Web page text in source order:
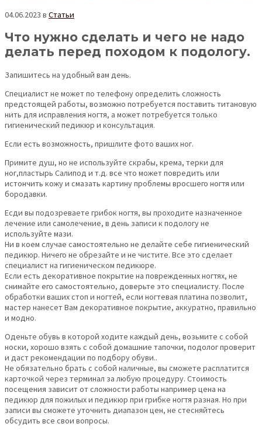
04.06.2023 в Статьи
Что нужно сделать и чего не надо
делать перед походом к подологу.
Запишитесь на удобный вам день.
Специалист не может по телефону определить сложность
предстоящей работы, возможно потребуется поставить титановую
нить для исправления ногтя, а может потребуется только
гигиенический педикюр и консультация.
Если есть возможность, пришлите фото ваших ног.
Примите душ, но не используйте скрабы, крема, терки для
ног,пластырь Салипод и т.д. все что может повредить или
истончить кожу и смазать картину проблемы вросшего ногтя или
бородавки.
Есди вы подозреваете грибок ногтя, вы проходите назначенное
лечение или самолечение, в день записи к подологу не
используйте мази.
Ни в коем случае самостоятельно не делайте себе гигиенический
педикюр. Ничего не обрезайте и не чистите. Все это сделает
специалист на гигиеническом педикюре.
Если есть декоративное покрытие на поврежденных ногтях, не
снимайте его самостоятельно, доверьте это специалисту. После
обработки ваших стоп и ногтей, если ногтевая платина позволит,
мастер нанесет Вам декоративное покрытие, аккуратно, правильно
и модно.
Оденьте обувь в которой ходите каждый день, возьмите с собой
носки, хорошо взять с собой домашние тапочки, подолог проверит
и даст рекомендации по подбору обуви..
Не обязательно брать с собой наличные, вы сможете расплатится
карточкой через терминал за любую процедуру. Стоимость
посещения зависит от сложности работы например цена на
педикюр для пожилых и педикюр при грибке ногтя разная. Но при
записи вы сможете уточнить диапазон цен, не стесняйтесь
обсудить все свои вопросы.